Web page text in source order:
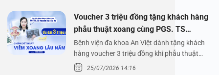
Voucher 3 triệu đồng tặng khách hàng
phẫu thuật xoang cùng PGS. TS
Nguyễn Thị Hoài An
Bệnh viện đa khoa An Việt dành tặng khách
hàng voucher 3 triệu đồng khi phẫu thuật
xoang cùng PGS.…
25/07/2026 14:16